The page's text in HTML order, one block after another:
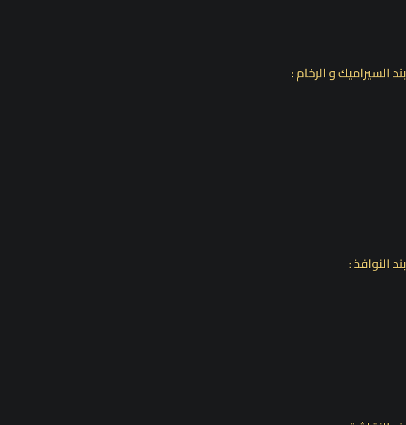
بند السيراميك و الرخام :
بند النوافذ :